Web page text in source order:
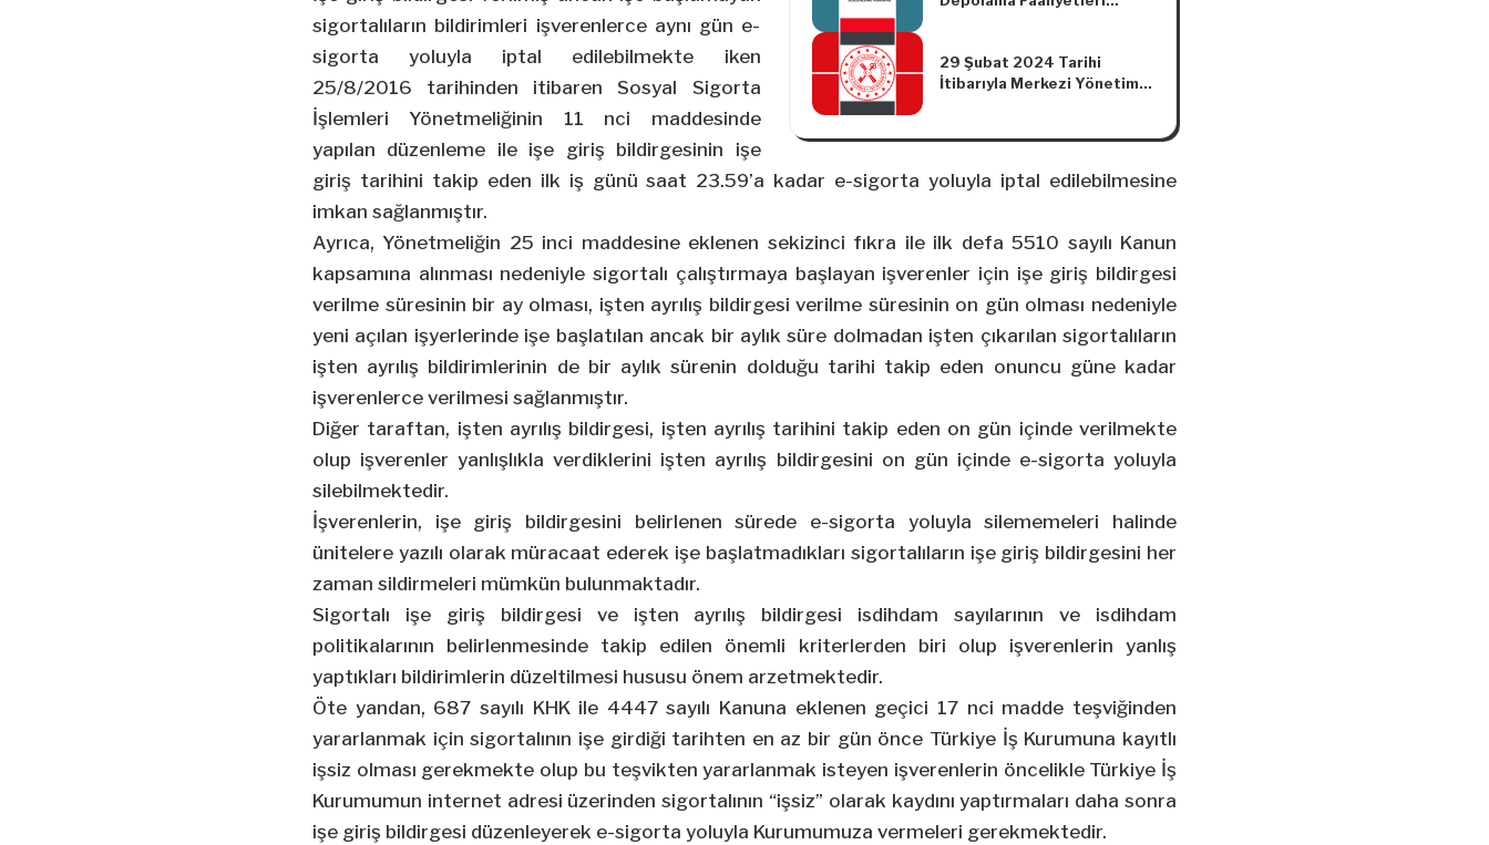
Yönetmelik
29 Şubat 2024 Tarihi
İtibarıyla Merkezi Yönetim
sigortalıların bildirimleri işverenlerce aynı gün e-
sigorta yoluyla iptal edilebilmekte iken
25/8/2016 tarihinden itibaren Sosyal Sigorta
İşlemleri Yönetmeliğinin 11 nci maddesinde
yapılan düzenleme ile işe giriş bildirgesinin işe
giriş tarihini takip eden ilk iş günü saat 23.59’a kadar e-sigorta yoluyla iptal edilebilmesine
imkan sağlanmıştır.
Ayrıca, Yönetmeliğin 25 inci maddesine eklenen sekizinci fıkra ile ilk defa 5510 sayılı Kanun
kapsamına alınması nedeniyle sigortalı çalıştırmaya başlayan işverenler için işe giriş bildirgesi
verilme süresinin bir ay olması, işten ayrılış bildirgesi verilme süresinin on gün olması nedeniyle
yeni açılan işyerlerinde işe başlatılan ancak bir aylık süre dolmadan işten çıkarılan sigortalıların
işten ayrılış bildirimlerinin de bir aylık sürenin dolduğu tarihi takip eden onuncu güne kadar
işverenlerce verilmesi sağlanmıştır.
Diğer taraftan, işten ayrılış bildirgesi, işten ayrılış tarihini takip eden on gün içinde verilmekte
olup işverenler yanlışlıkla verdiklerini işten ayrılış bildirgesini on gün içinde e-sigorta yoluyla
silebilmektedir.
İşverenlerin, işe giriş bildirgesini belirlenen sürede e-sigorta yoluyla silememeleri halinde
ünitelere yazılı olarak müracaat ederek işe başlatmadıkları sigortalıların işe giriş bildirgesini her
zaman sildirmeleri mümkün bulunmaktadır.
Sigortalı işe giriş bildirgesi ve işten ayrılış bildirgesi isdihdam sayılarının ve isdihdam
politikalarının belirlenmesinde takip edilen önemli kriterlerden biri olup işverenlerin yanlış
yaptıkları bildirimlerin düzeltilmesi hususu önem arzetmektedir.
Öte yandan, 687 sayılı KHK ile 4447 sayılı Kanuna eklenen geçici 17 nci madde teşviğinden
yararlanmak için sigortalının işe girdiği tarihten en az bir gün önce Türkiye İş Kurumuna kayıtlı
işsiz olması gerekmekte olup bu teşvikten yararlanmak isteyen işverenlerin öncelikle Türkiye İş
Kurumumun internet adresi üzerinden sigortalının “işsiz” olarak kaydını yaptırmaları daha sonra
işe giriş bildirgesi düzenleyerek e-sigorta yoluyla Kurumumuza vermeleri gerekmektedir.